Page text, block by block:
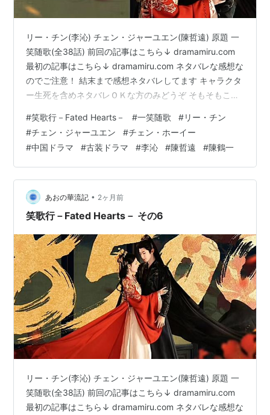
リー・チン(李沁) チェン・ジャーユエン(陳哲遠) 原題 一
笑随歌(全38話) 前回の記事はこちら↓ dramamiru.com
最初の記事はこちら↓ dramamiru.com ネタバレな感想な
のでご注意！ 結末まで感想ネタバレしてます キャラクタ
ー生死を含めネタバレＯＫな方のみどうぞ そもそもこの
なの、いい人なのと言い張って結婚した。 相手の静石は
メインカプにとってウザい男だからまぁいいかと思うけ
ど、ここからが頭おかしいパターン。 兄が妹のために嫁
入りじゃなくて、入婿にして有利に運んだのに、 私は嫁
に行きたかった、勝手なことをしないで！…
#笑歌行－Fated Hearts－ #一笑随歌 #リー・チン
#チェン・ジャーユエン #チェン・ホーイー
#中国ドラマ #古装ドラマ #李沁 #陳哲遠 #陳鶴一
あおの華流記 • 2ヶ月前
笑歌行－Fated Hearts－ その6
リー・チン(李沁) チェン・ジャーユエン(陳哲遠) 原題 一
笑随歌(全38話) 前回の記事はこちら↓ dramamiru.com
最初の記事はこちら↓ dramamiru.com ネタバレな感想な